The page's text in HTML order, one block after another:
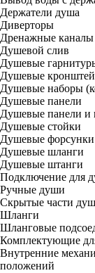
Держатели душа
Диверторы
Дренажные каналы
Душевой слив
Душевые
Душевые
Душевые наборы
Душевые панели
Душевые панели и
Душевые стойки
Душевые форсунки
Душевые шланги
Душевые штанги
Подключение для
Ручные души
Скрытые части
Шланги
Шланговые
Комплектующие
Внутренние
положений